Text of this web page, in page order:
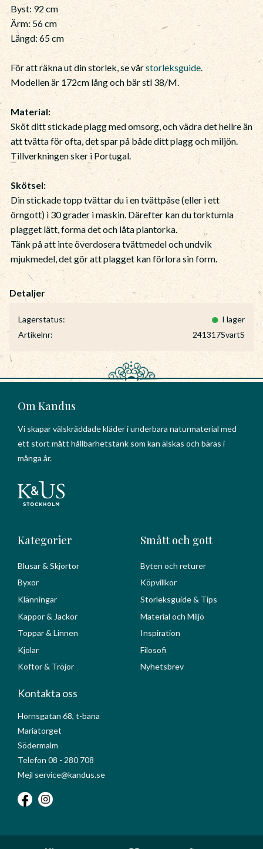
Lagerstatus
I lager
Artikelnr
241317SvartS
Byst: 92 cm
Ärm: 56 cm
Längd: 65 cm
För att räkna ut din storlek, se vårstorleksguide.
Modellen är 172cm lång och bär stl 38/M.
Material:
Sköt ditt stickade plagg med omsorg, och vädra det hellre än
att tvätta för ofta, det spar på både ditt plagg och miljön.
Tillverkningen sker i Portugal.
Skötsel:
Din stickade topp tvättar du i en tvättpåse (eller i ett
örngott) i 30 grader i maskin. Därefter kan du torktumla
plagget lätt, forma det och låta plantorka.
Tänk på att inte överdosera tvättmedel och undvik
mjukmedel, det gör att plagget kan förlora sin form.
Om Kandus
Vi skapar välskräddade kläder i underbara naturmaterial med
ett stort mått hållbarhetstänk som kan älskas och bäras i
många år.
Kategorier
Blusar & Skjortor
Byxor
Klänningar
Kappor & Jackor
Toppar & Linnen
Kjolar
Koftor & Tröjor
Smått och gott
Byten och returer
Köpvillkor
Storleksguide & Tips
Material och Miljö
Inspiration
Filosofi
Nyhetsbrev
Kontakta oss
Hornsgatan 68, t-bana
Mariatorget
Södermalm
Telefon 08 - 280 708
Mejl service@kandus.se